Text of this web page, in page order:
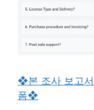
❖본 조사 보고
폼❖